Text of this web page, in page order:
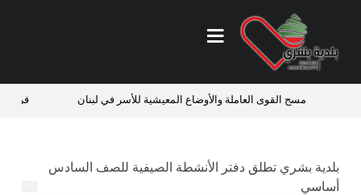
مسح القوى العاملة والأوضاع المعيشية للأسر في لبنان فرص
بلدية بشري تطلق دفتر الأنشطة الصيفية للصف السادس
أساسي